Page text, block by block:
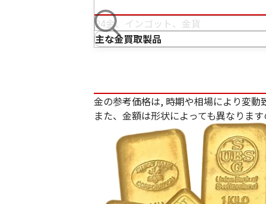
主な金買取製品
金の参考価格は, 時期や相場により変動
また、金額は形状によっても異なりま